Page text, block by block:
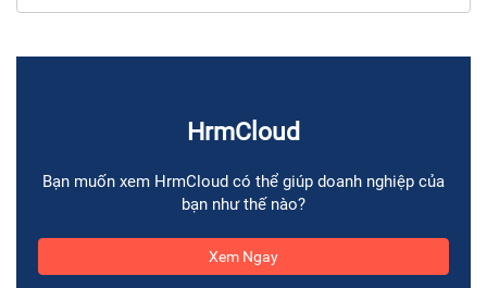
HrmCloud
Bạn muốn xem HrmCloud có thể giúp doanh nghiệp của
bạn như thế nào?
Xem Ngay